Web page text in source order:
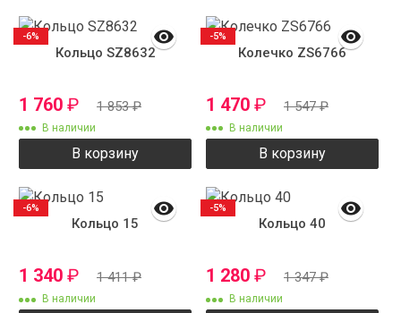
Кольцо SZ8632
1 760 ₽ 1 853₽
В наличии
В корзину
-6%
Колечко ZS6766
1 470 ₽ 1 547₽
В наличии
В корзину
-5%
Кольцо 15
1 340 ₽ 1 411₽
В наличии
-6%
Кольцо 40
1 280 ₽ 1 347₽
В наличии
-5%